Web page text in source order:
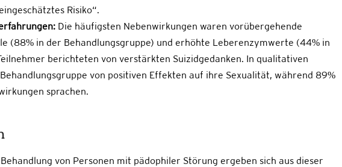
Risiko“.
Die häufigsten Nebenwirkungen waren vorübergehende
(88% in der Behandlungsgruppe) und erhöhte Leberenzymwerte (44% in
berichteten von verstärkten Suizidgedanken. In qualitativen
von positiven Effekten auf ihre Sexualität, während 89%
sprachen.
von Personen mit pädophiler Störung ergeben sich aus dieser